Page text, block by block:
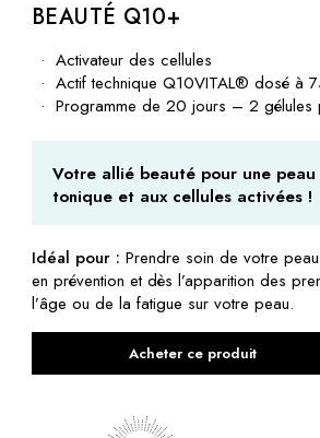
BEAUTÉ Q10+
Activateur des cellules
Actif technique Q10VITAL® dosé à
Programme de 20 jours – 2 gélules
Votre allié beauté pour une
tonique et aux cellules activées !
Idéal pour : Prendre soin de votre
en prévention et dès l’apparition des
l’âge ou de la fatigue sur votre peau.
Acheter ce produit